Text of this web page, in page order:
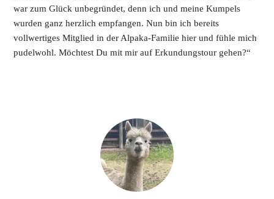
war zum Glück unbegründet, denn ich und meine Kumpels
wurden ganz herzlich empfangen. Nun bin ich bereits
vollwertiges Mitglied in der Alpaka-Familie hier und fühle mich
pudelwohl. Möchtest Du mit mir auf Erkundungstour gehen?“